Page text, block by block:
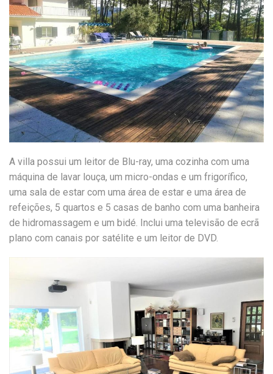
A villa possui um leitor de Blu-ray, uma cozinha com uma
máquina de lavar louça, um micro-ondas e um frigorífico,
uma sala de estar com uma área de estar e uma área de
refeições, 5 quartos e 5 casas de banho com uma banheira
de hidromassagem e um bidé. Inclui uma televisão de ecrã
plano com canais por satélite e um leitor de DVD.